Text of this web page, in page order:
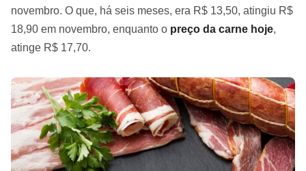
novembro. O que, há seis meses, era R$ 13,50, atingiu R$
18,90 em novembro, enquanto o preço da carne hoje,
atinge R$ 17,70.